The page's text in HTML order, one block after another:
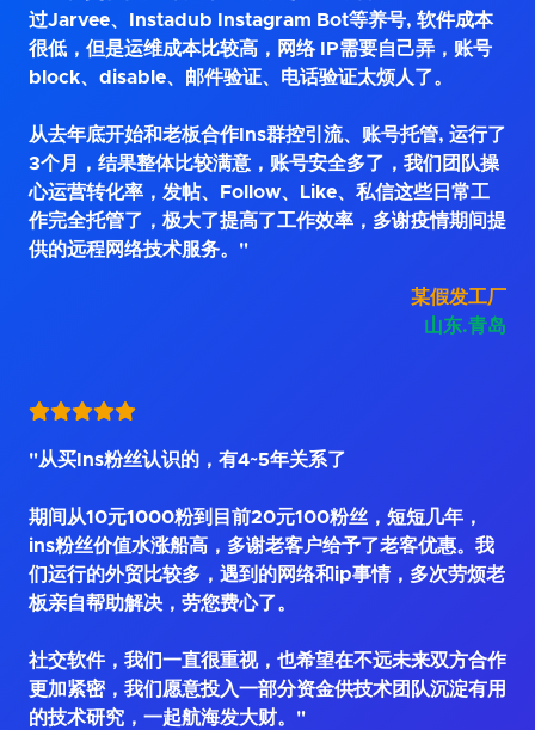
过Jarvee、Instadub Instagram Bot等养号, 软件成本
很低，但是运维成本比较高，网络 IP需要自己弄，账号
block、disable、邮件验证、电话验证太烦人了。
从去年底开始和老板合作Ins群控引流、账号托管, 运行了
3个月，结果整体比较满意，账号安全多了，我们团队操
心运营转化率，发帖、Follow、Like、私信这些日常工
作完全托管了，极大了提高了工作效率，多谢疫情期间提
供的远程网络技术服务。"
某假发工厂
山东.青岛
"从买Ins粉丝认识的，有4~5年关系了
期间从10元1000粉到目前20元100粉丝，短短几年，
ins粉丝价值水涨船高，多谢老客户给予了老客优惠。我
们运行的外贸比较多，遇到的网络和ip事情，多次劳烦老
板亲自帮助解决，劳您费心了。
社交软件，我们一直很重视，也希望在不远未来双方合作
更加紧密，我们愿意投入一部分资金供技术团队沉淀有用
的技术研究，一起航海发大财。"